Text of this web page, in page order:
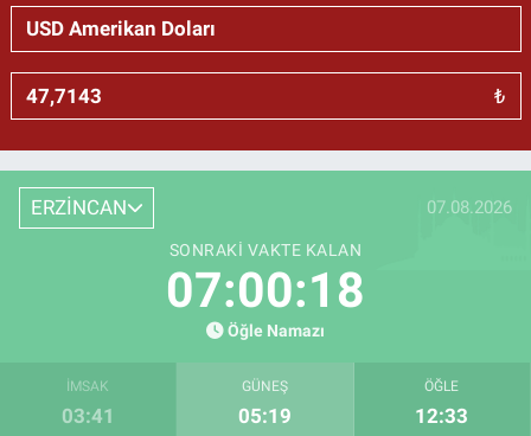
₺
ERZİNCAN 07.08.2026
SONRAKI VAKTE KALAN
07:00:17
Öğle Namazı
İMSAK
03:41
GÜNEŞ
05:19
ÖĞLE
12:33